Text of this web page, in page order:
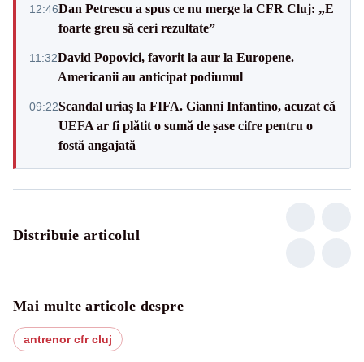
12:46Dan Petrescu a spus ce nu merge la CFR Cluj: „E
foarte greu să ceri rezultate”
11:32David Popovici, favorit la aur la Europene.
Americanii au anticipat podiumul
09:22Scandal uriaș la FIFA. Gianni Infantino, acuzat că
UEFA ar fi plătit o sumă de șase cifre pentru o
fostă angajată
Distribuie articolul
Mai multe articole despre
antrenor cfr cluj